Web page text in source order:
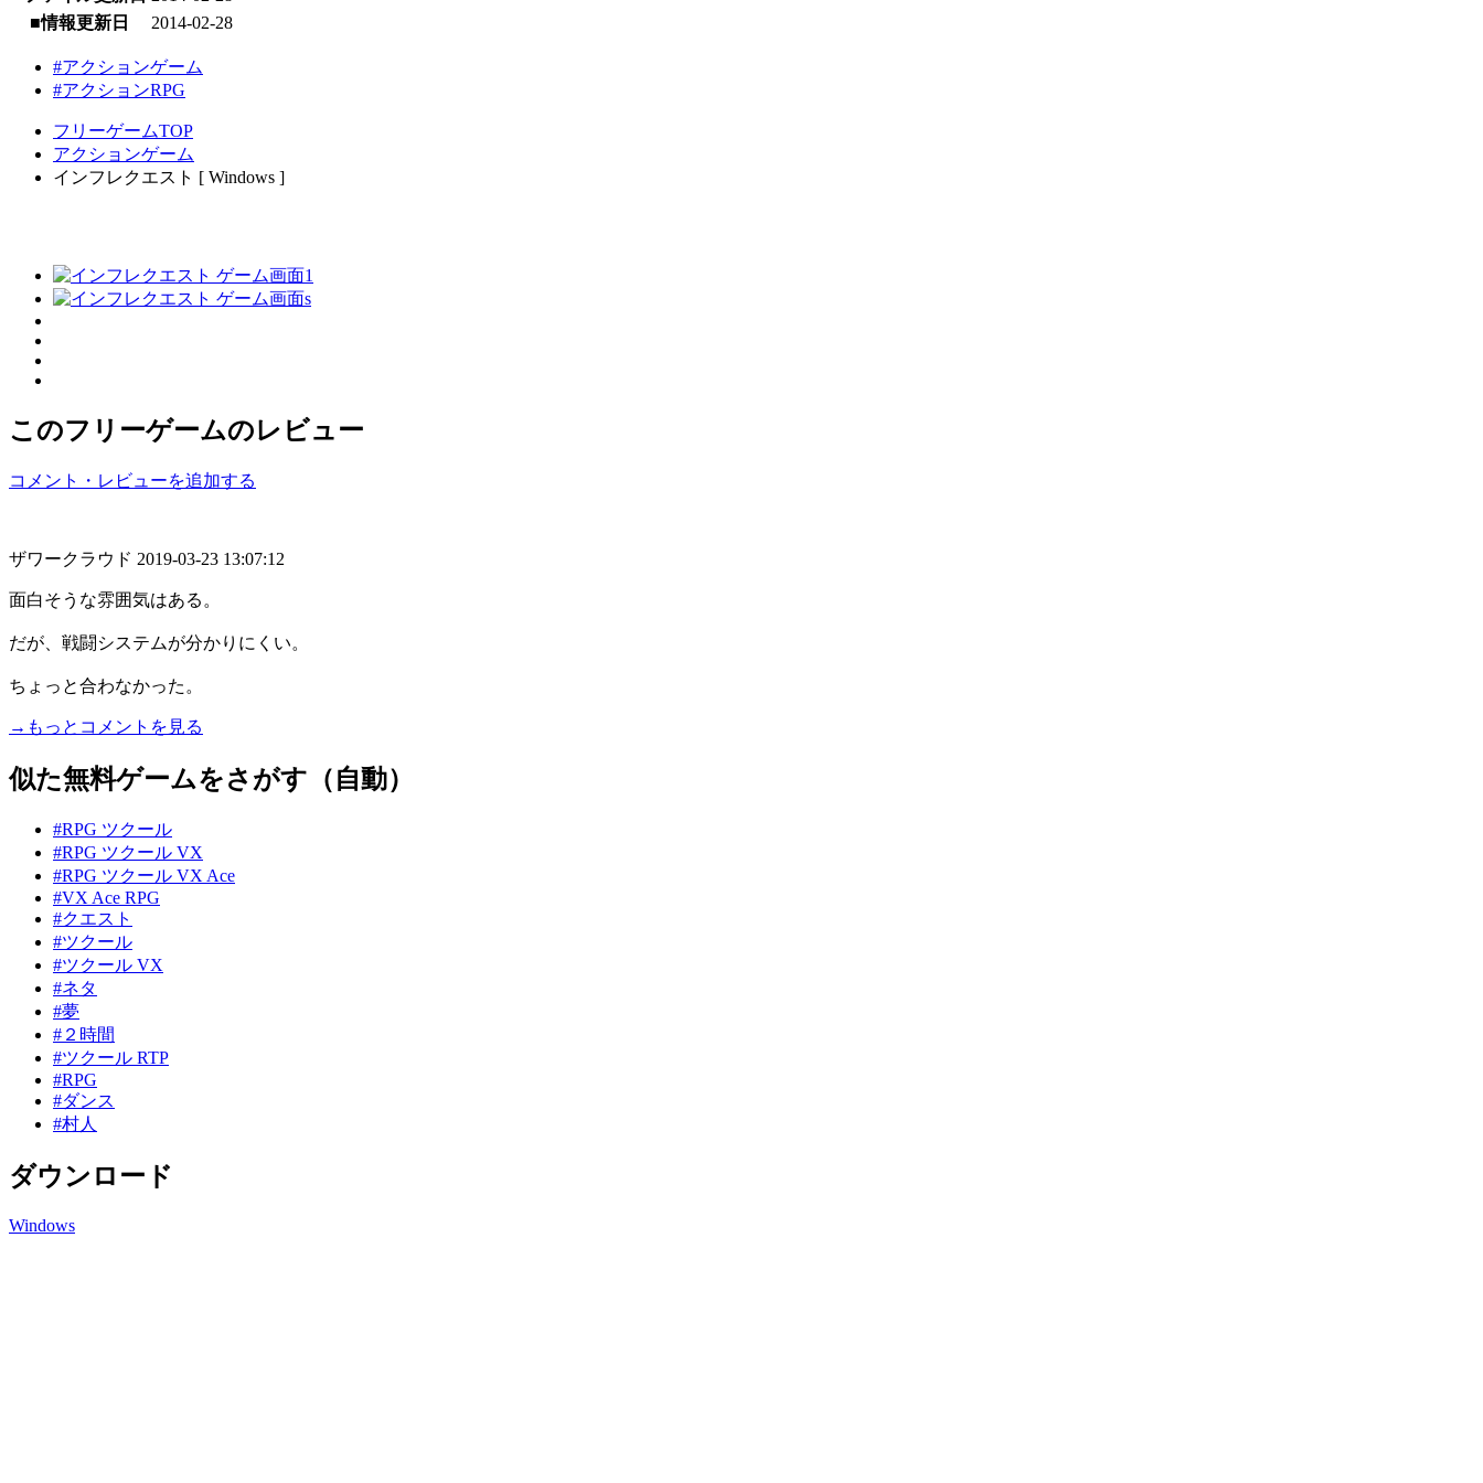
■情報更新日
2014-02-28
#アクションゲーム
#アクションRPG
フリーゲームTOP
アクションゲーム
インフレクエスト [ Windows ]
このフリーゲームのレビュー
コメント・レビューを追加する
ザワークラウド 2019-03-23 13:07:12
面白そうな雰囲気はある。
だが、戦闘システムが分かりにくい。
ちょっと合わなかった。
→もっとコメントを見る
似た無料ゲームをさがす（自動）
#RPG ツクール
#RPG ツクール VX
#RPG ツクール VX Ace
#VX Ace RPG
#クエスト
#ツクール
#ツクール VX
#ネタ
#夢
#２時間
#ツクール RTP
#RPG
#ダンス
#村人
ダウンロード
Windows